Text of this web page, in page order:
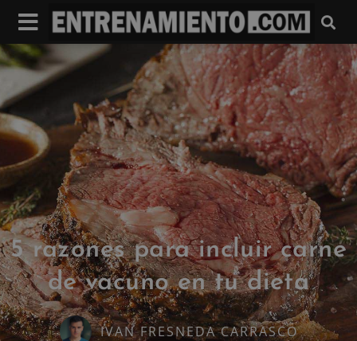
5 razones para incluir carne
de vacuno en tu dieta
IVAN FRESNEDA CARRASCO